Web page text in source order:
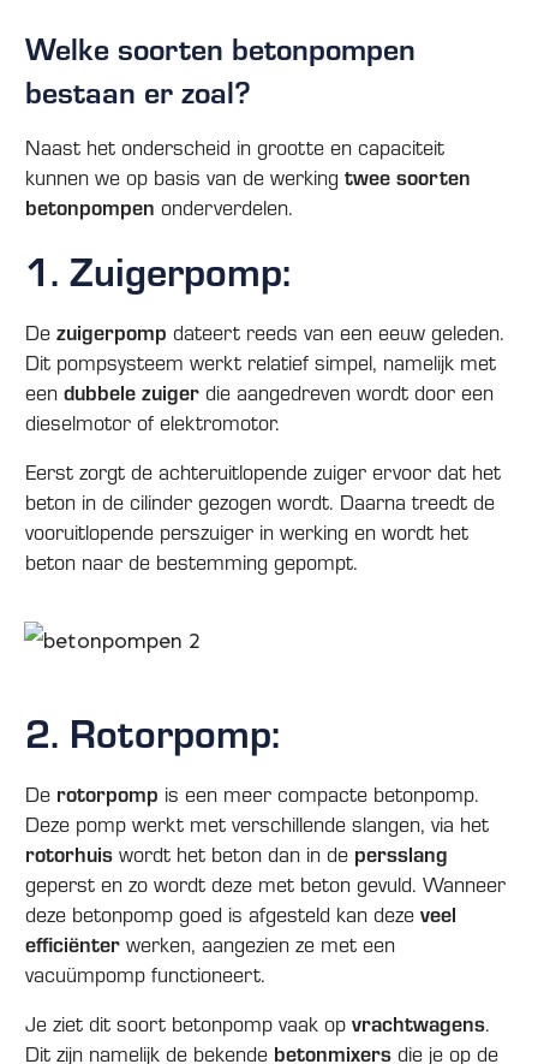
Welke soorten betonpompen
bestaan er zoal?
Naast het onderscheid in grootte en capaciteit
kunnen we op basis van de werking twee soorten
betonpompen onderverdelen.
1. Zuigerpomp:
De zuigerpomp dateert reeds van een eeuw geleden.
Dit pompsysteem werkt relatief simpel, namelijk met
een dubbele zuiger die aangedreven wordt door een
dieselmotor of elektromotor.
Eerst zorgt de achteruitlopende zuiger ervoor dat het
beton in de cilinder gezogen wordt. Daarna treedt de
vooruitlopende perszuiger in werking en wordt het
beton naar de bestemming gepompt.
2. Rotorpomp:
De rotorpomp is een meer compacte betonpomp.
Deze pomp werkt met verschillende slangen, via het
rotorhuis wordt het beton dan in de persslang
geperst en zo wordt deze met beton gevuld. Wanneer
deze betonpomp goed is afgesteld kan deze veel
efficiënter werken, aangezien ze met een
vacuümpomp functioneert.
Je ziet dit soort betonpomp vaak op vrachtwagens.
Dit zijn namelijk de bekende betonmixers die je op de